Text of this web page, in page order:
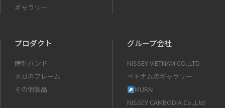
ギャラリー
プロダクト
時計バンド
メガネフレーム
その他製品
グループ会社
NISSEY VIETNAM CO.,LTD
ベトナムのギャラリー
MURAI
NISSEY CAMBODIA Co.,Ltd